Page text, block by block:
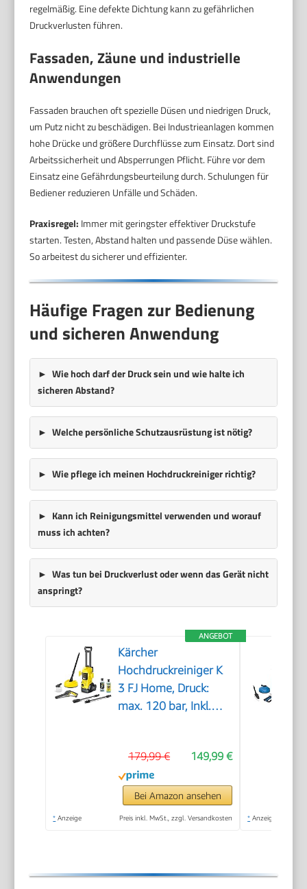
regelmäßig. Eine defekte Dichtung kann zu gefährlichen
Druckverlusten führen.
Fassaden, Zäune und industrielle
Anwendungen
Fassaden brauchen oft spezielle Düsen und niedrigen Druck,
um Putz nicht zu beschädigen. Bei Industrieanlagen kommen
hohe Drücke und größere Durchflüsse zum Einsatz. Dort sind
Arbeitssicherheit und Absperrungen Pflicht. Führe vor dem
Einsatz eine Gefährdungsbeurteilung durch. Schulungen für
Bediener reduzieren Unfälle und Schäden.
Praxisregel: Immer mit geringster effektiver Druckstufe
starten. Testen, Abstand halten und passende Düse wählen.
So arbeitest du sicherer und effizienter.
Häufige Fragen zur Bedienung
und sicheren Anwendung
Wie hoch darf der Druck sein und wie halte ich
sicheren Abstand?
Welche persönliche Schutzausrüstung ist nötig?
Wie pflege ich meinen Hochdruckreiniger richtig?
Kann ich Reinigungsmittel verwenden und worauf
muss ich achten?
Was tun bei Druckverlust oder wenn das Gerät nicht
anspringt?
ANGEBOT
Kärcher
Hochdruckreiniger K
3 FJ Home, Druck:
max. 120 bar, Inkl.
und höchste
Schmutzlösekraft &
HomeKit, gelb
149,99 €
179,99 €
Bei Amazon ansehen
* Anzeige Preis inkl. MwSt., zzgl. Versandkosten * Anzeige